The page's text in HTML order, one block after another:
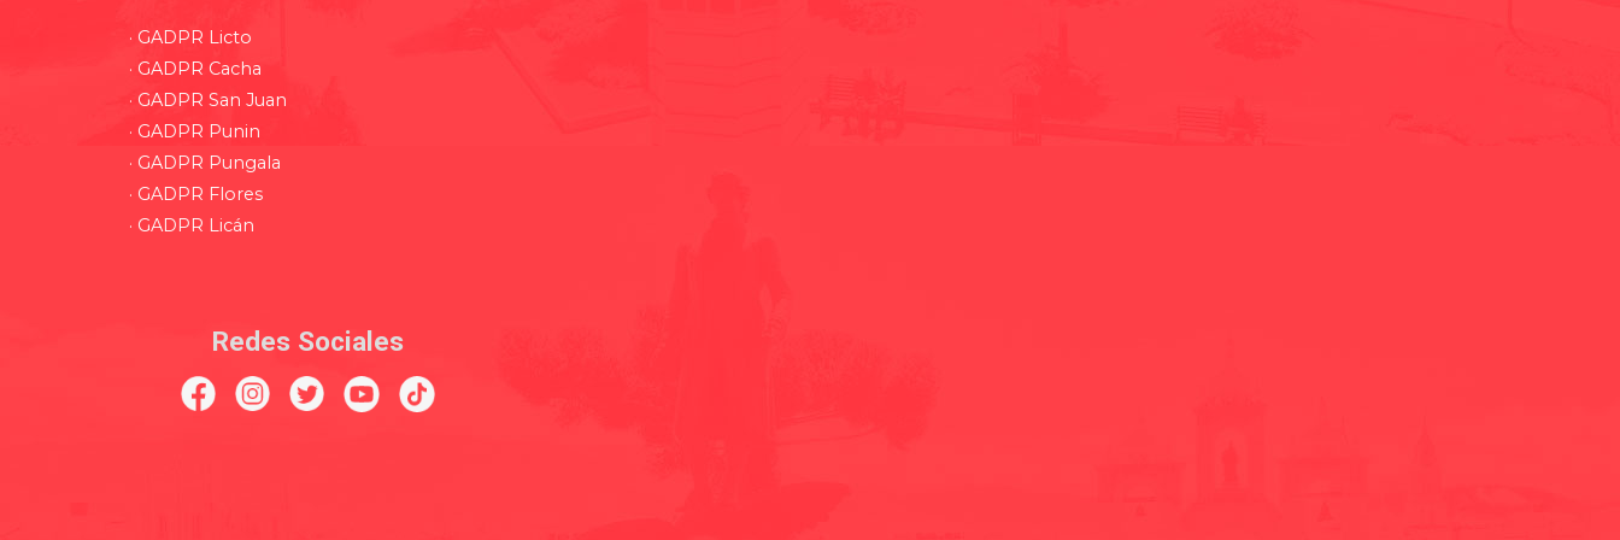
· GADPR Licto
· GADPR Cacha
· GADPR San Juan
· GADPR Punin
· GADPR Pungala
· GADPR Flores
· GADPR Licán
Redes Sociales